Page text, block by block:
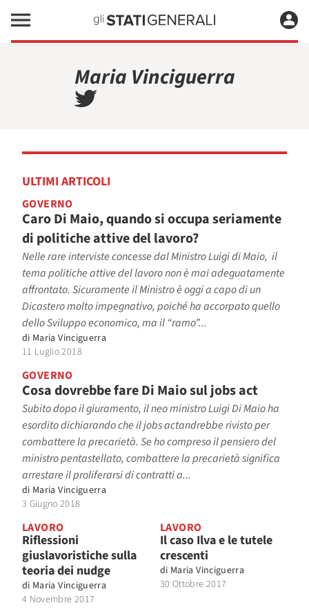
Maria Vinciguerra
ULTIMI ARTICOLI
GOVERNO
Caro Di Maio, quando si occupa seriamente
di politiche attive del lavoro?
Nelle rare interviste concesse dal Ministro Luigi di Maio, il
tema politiche attive del lavoro non è mai adeguatamente
affrontato. Sicuramente il Ministro è oggi a capo di un
Dicastero molto impegnativo, poiché ha accorpato quello
dello Sviluppo economico, ma il “ramo”...
di Maria Vinciguerra
11 Luglio 2018
GOVERNO
Cosa dovrebbe fare Di Maio sul jobs act
Subito dopo il giuramento, il neo ministro Luigi Di Maio ha
esordito dichiarando che il jobs actandrebbe rivisto per
combattere la precarietà. Se ho compreso il pensiero del
ministro pentastellato, combattere la precarietà significa
arrestare il proliferarsi di contratti a...
di Maria Vinciguerra
3 Giugno 2018
LAVORO
Riflessioni
giuslavoristiche sulla
teoria dei nudge
di Maria Vinciguerra
4 Novembre 2017
LAVORO
Il caso Ilva e le tutele
crescenti
di Maria Vinciguerra
30 Ottobre 2017